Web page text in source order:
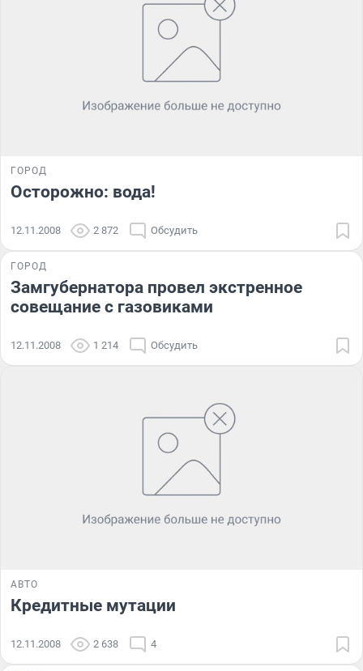
ГОРОД
Осторожно: вода!
12.11.2008 2 872 Обсудить
ГОРОД
Замгубернатора провел экстренное
совещание с газовиками
12.11.2008 1 214 Обсудить
АВТО
Кредитные мутации
12.11.2008 2 638 4